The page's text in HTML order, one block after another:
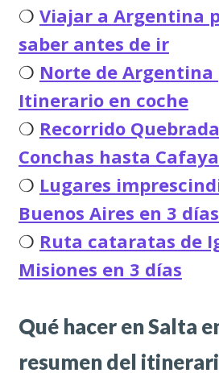
❍ Viajar a Argentina
saber antes de ir
❍ Norte de Argentina
Itinerario en coche
❍ Recorrido
Conchas hasta
❍ Lugares
Buenos Aires en 3 días
❍ Ruta cataratas de
Misiones en 3 días
Qué hacer en Salta
resumen del